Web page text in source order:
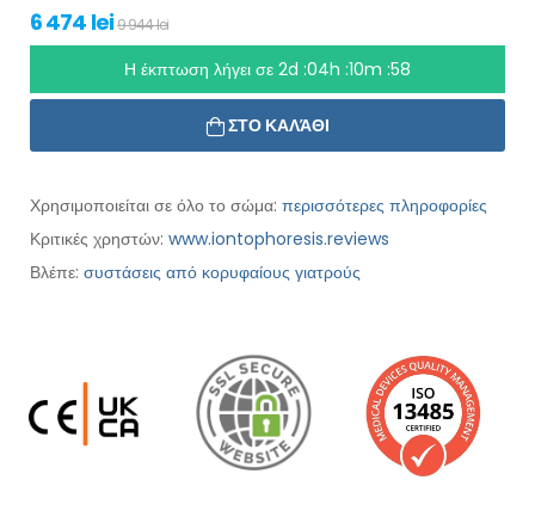
6 474 lei9 944 lei
Η έκπτωση λήγει σε 2d :04h :10m :56
ΣΤΟ ΚΑΛΆΘΙ
Χρησιμοποιείται σε όλο το σώμα: περισσότερες πληροφορίες
Κριτικές χρηστών: www.iontophoresis.reviews
Βλέπε: συστάσεις από κορυφαίους γιατρούς